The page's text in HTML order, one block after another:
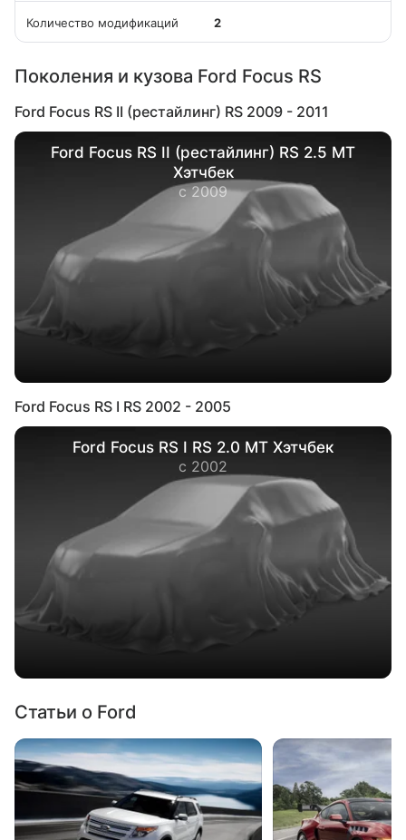
Количество модификаций 2
Поколения и кузова Ford Focus RS
Ford Focus RS II (рестайлинг) RS 2009 - 2011
Ford Focus RS II (рестайлинг) RS 2.5 MT
Хэтчбек
с 2009
Ford Focus RS I RS 2002 - 2005
Ford Focus RS I RS 2.0 MT Хэтчбек
с 2002
Статьи о Ford